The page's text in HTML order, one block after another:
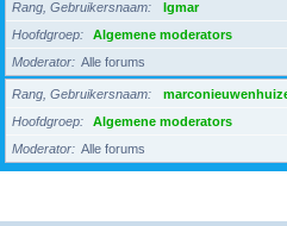
Rang, Gebruikersnaam
Igmar
Hoofdgroep
Algemene moderators
Moderator
Alle forums
Rang, Gebruikersnaam
Hoofdgroep
Algemene moderators
Moderator
Alle forums